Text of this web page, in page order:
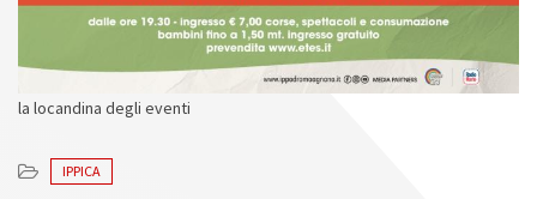
la locandina degli eventi
IPPICA